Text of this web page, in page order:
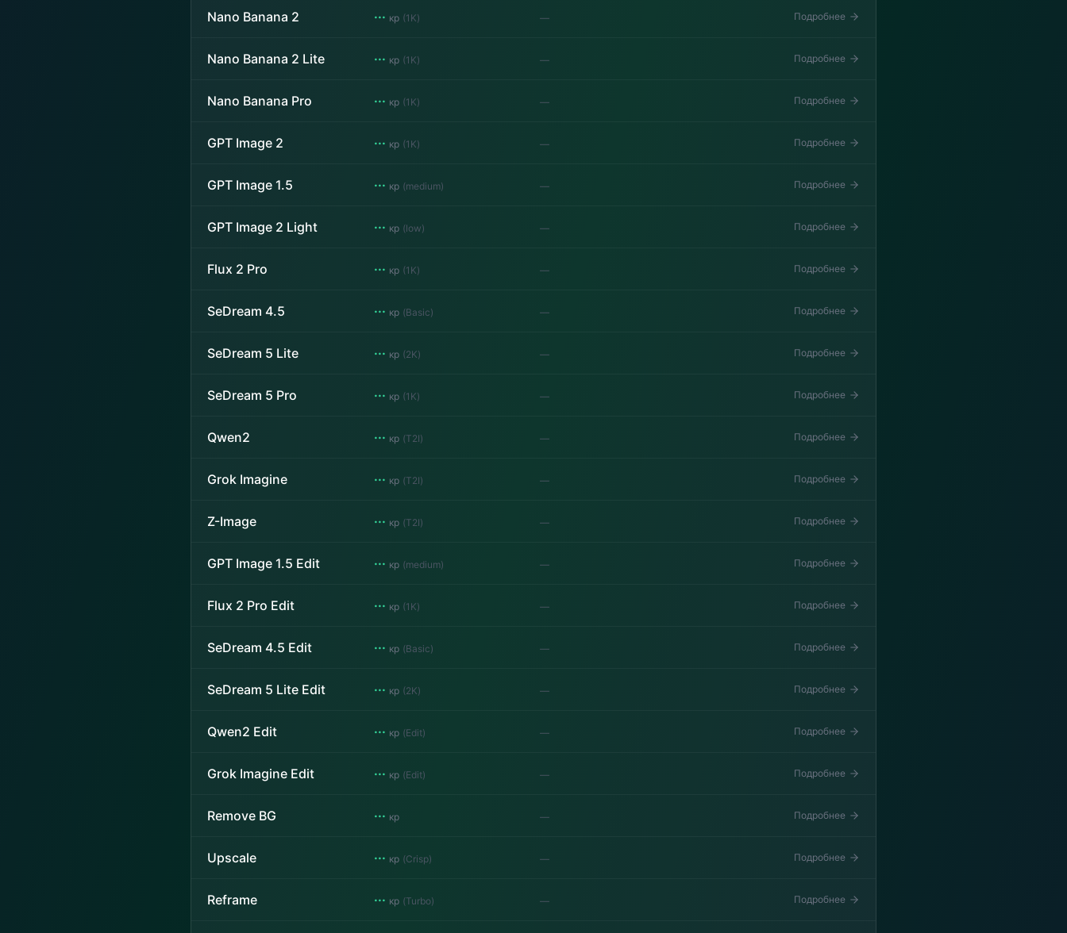
Nano Banana 2 ··· кр (1K) — Подробнее
Nano Banana 2 Lite ··· кр (1K) — Подробнее
Nano Banana Pro ··· кр (1K) — Подробнее
GPT Image 2 ··· кр (1K) — Подробнее
GPT Image 1.5 ··· кр (medium) — Подробнее
GPT Image 2 Light ··· кр (low) — Подробнее
Flux 2 Pro ··· кр (1K) — Подробнее
SeDream 4.5 ··· кр (Basic) — Подробнее
SeDream 5 Lite ··· кр (2K) — Подробнее
SeDream 5 Pro ··· кр (1K) — Подробнее
Qwen2 ··· кр (T2I) — Подробнее
Grok Imagine ··· кр (T2I) — Подробнее
Z-Image ··· кр (T2I) — Подробнее
GPT Image 1.5 Edit ··· кр (medium) — Подробнее
Flux 2 Pro Edit ··· кр (1K) — Подробнее
SeDream 4.5 Edit ··· кр (Basic) — Подробнее
SeDream 5 Lite Edit ··· кр (2K) — Подробнее
Qwen2 Edit ··· кр (Edit) — Подробнее
Grok Imagine Edit ··· кр (Edit) — Подробнее
Remove BG ··· кр — Подробнее
Upscale ··· кр (Crisp) — Подробнее
Reframe ··· кр (Turbo) — Подробнее